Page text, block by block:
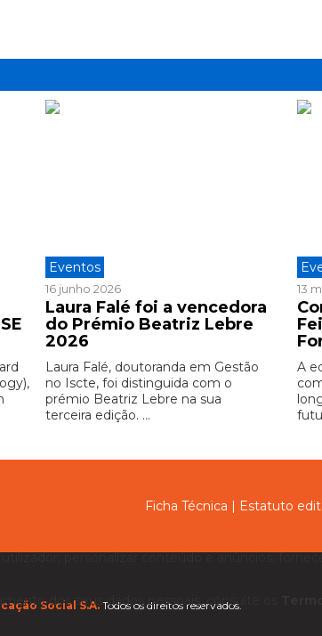
Eventos
16 junho 2026
Laura Falé foi a vencedora
do Prémio Beatriz Lebre
2026
Laura Falé, doutoranda em Gestão
no Iscte, foi distinguida com o
prémio Beatriz Lebre na sua
terceira edição. ...
13
A
Ficha Técnica | Estatuto
Social S.A. Todos os direitos reservados.
personalizar conteúdo e anúncios,
dos seus dados pessoais, consulte os